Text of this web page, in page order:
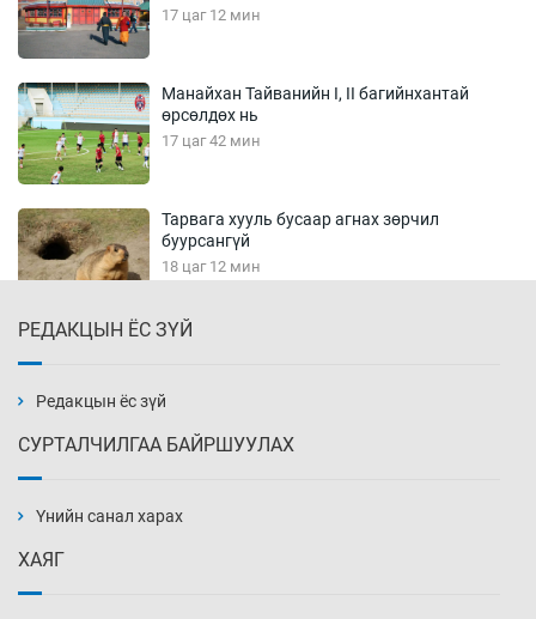
17 цаг 12 мин
Манайхан Тайванийн I, II багийнхантай
өрсөлдөх нь
17 цаг 42 мин
Тарвага хууль бусаар агнах зөрчил
буурсангүй
18 цаг 12 мин
18 цаг 42 мин
19 цаг 12 мин
РЕДАКЦЫН ЁС ЗҮЙ
Редакцын ёс зүй
СУРТАЛЧИЛГАА БАЙРШУУЛАХ
Үнийн санал харах
ХАЯГ